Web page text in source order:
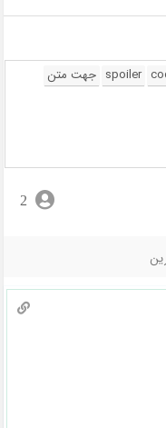
2